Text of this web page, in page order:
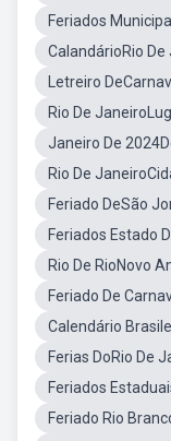
Feriados
CalandárioRio
Letreiro
Rio De
Janeiro De
Rio De
Feriado DeSão
Feriados Estado
Rio De RioNovo
Feriado De
Calendário
Ferias DoRio De
Feriados
Feriado Rio